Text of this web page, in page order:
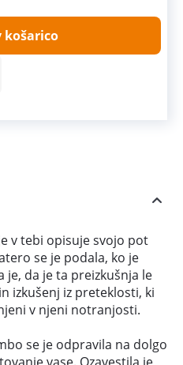
košarico
v tebi opisuje svojo pot
se je podala, ko je
je, da je ta preizkušnja le
izkušenj iz preteklosti, ki
v njeni notranjosti.
se je odpravila na dolgo